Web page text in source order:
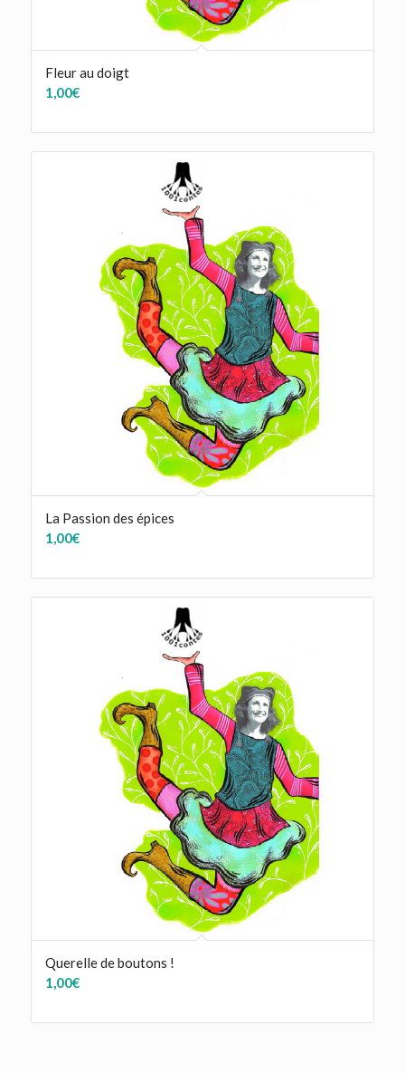
Fleur au doigt
1,00€
La Passion des épices
1,00€
Querelle de boutons !
1,00€